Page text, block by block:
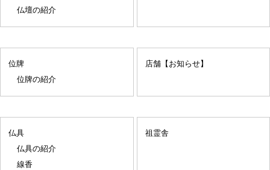
仏壇の紹介
位牌
位牌の紹介
店舗【お知らせ】
仏具
仏具の紹介
線香
祖霊舎